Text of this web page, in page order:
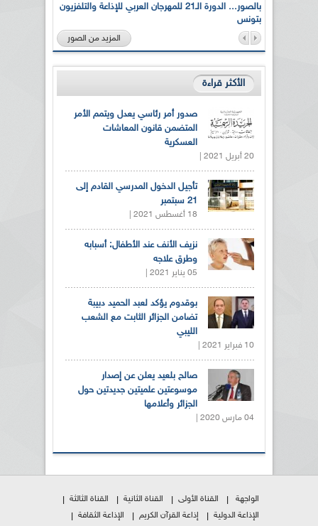
بالصور... الدورة الـ21 للمهرجان العربي للإذاعة والتلفزيون
بتونس
المزيد من الصور
الأكثر قراءة
صدور أمر رئاسي يعدل ويتمم الأمر
المتضمن قانون المعاشات
العسكرية
20 أبريل 2021 |
تأجيل الدخول المدرسي القادم إلى
21 سبتمبر
18 أغسطس 2021 |
نزيف الأنف عند الأطفال: أسبابه
وطرق علاجه
05 يناير 2021 |
بوقدوم يؤكد لعبد الحميد دبيبة
تضامن الجزائر الثابت مع الشعب
الليبي
10 فبراير 2021 |
صالح بلعيد يعلن عن إصدار
موسوعتين علميتين جديدتين حول
الجزائر وأعلامها
04 مارس 2020 |
الواجهة القناة الأولى القناة الثانية
القناة الثالثة
الإذاعة الدولية
إذاعة القرآن الكريم الإذاعة الثقافة